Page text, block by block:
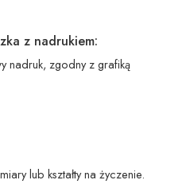
z nadrukiem:
nadruk, zgodny z grafiką
lub kształty na życzenie.